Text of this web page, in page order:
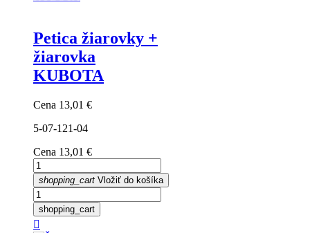
Petica žiarovky +
žiarovka
KUBOTA
Cena 13,01 €
5-07-121-04
Cena 13,01 €
shopping_cart Vložiť do košíka
shopping_cart
